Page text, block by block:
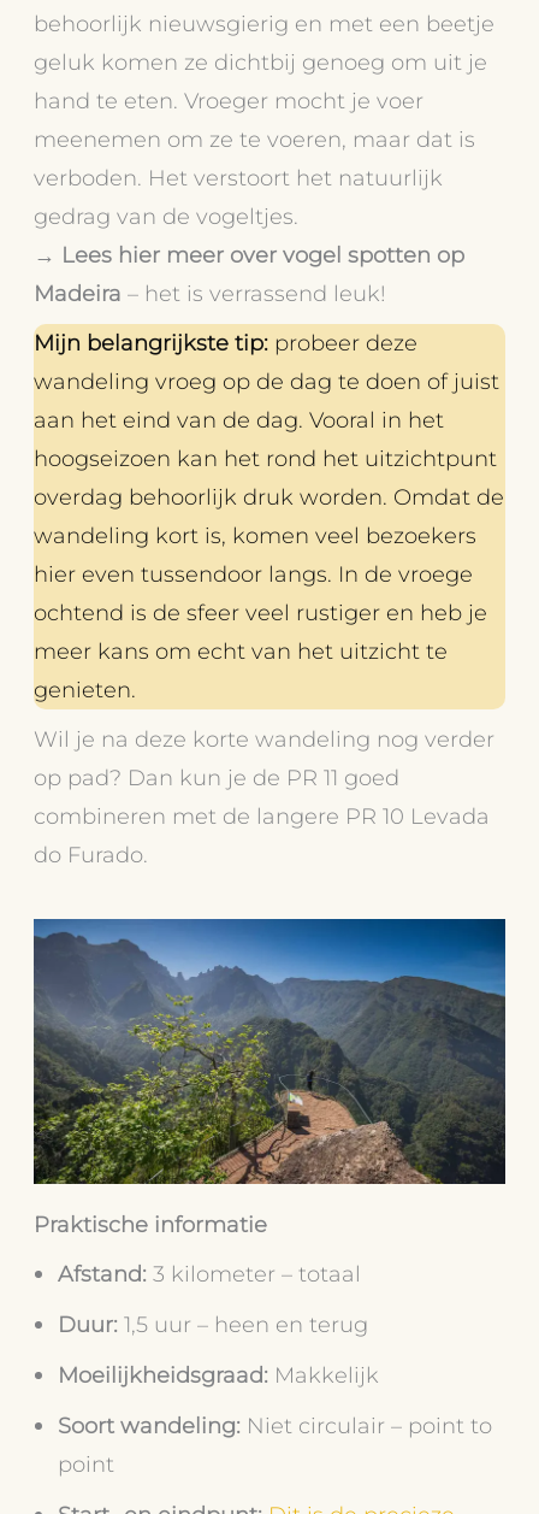
behoorlijk nieuwsgierig en met een beetje
geluk komen ze dichtbij genoeg om uit je
hand te eten. Vroeger mocht je voer
meenemen om ze te voeren, maar dat is
verboden. Het verstoort het natuurlijk
gedrag van de vogeltjes.
→ Lees hier meer over vogel spotten op
Madeira – het is verrassend leuk!
Mijn belangrijkste tip: probeer deze
wandeling vroeg op de dag te doen of juist
aan het eind van de dag. Vooral in het
hoogseizoen kan het rond het uitzichtpunt
overdag behoorlijk druk worden. Omdat de
wandeling kort is, komen veel bezoekers
hier even tussendoor langs. In de vroege
ochtend is de sfeer veel rustiger en heb je
meer kans om echt van het uitzicht te
genieten.
Wil je na deze korte wandeling nog verder
op pad? Dan kun je de PR 11 goed
combineren met de langere PR 10 Levada
do Furado.
Praktische informatie
Afstand:3 kilometer – totaal
Duur:1,5 uur – heen en terug
Moeilijkheidsgraad: Makkelijk
Soort wandeling: Niet circulair – point to
point